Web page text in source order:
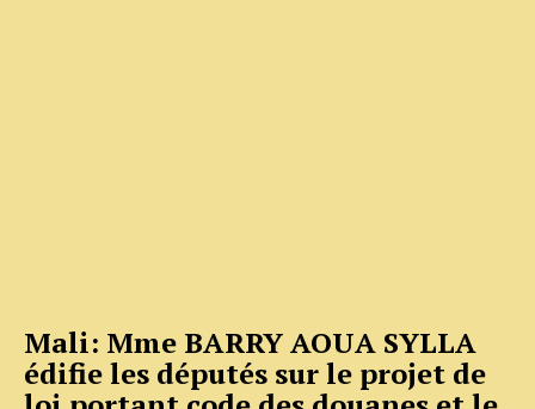
Mali: Mme BARRY AOUA SYLLA
édifie les députés sur le projet de